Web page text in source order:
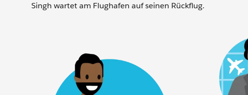
Singh wartet am Flughafen auf seinen Rückflug.